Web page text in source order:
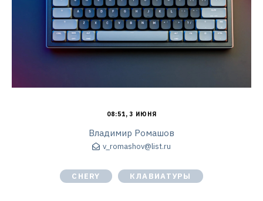
08:51, 3 ИЮНЯ
Владимир Ромашов
v_romashov@list.ru
CHERY КЛАВИАТУРЫ